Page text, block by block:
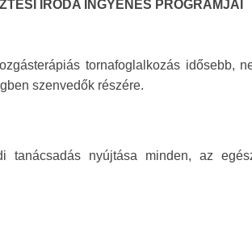
IRODA INGYENES PROGRAMJAI
tornafoglalkozás idősebb,
szenvedők részére.
tanácsadás nyújtása minden, az